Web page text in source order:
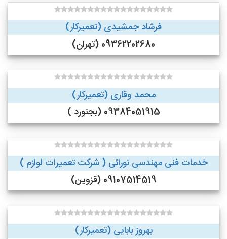
فرشاد جمشیدی (تعمیرکار)
09362202680 (تهران)
محمد وقاری (تعمیرکار)
09384051915 (بجنورد )
خدمات فنی مهندسی نورائی ( شرکت تعمیرات لوازم )
09107514519 (قزوین)
بهروز بابایی (تعمیرکار)